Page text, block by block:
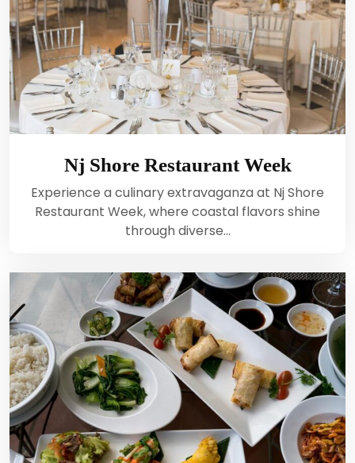
Nj Shore Restaurant Week
Experience a culinary extravaganza at Nj Shore
Restaurant Week, where coastal flavors shine
through diverse…